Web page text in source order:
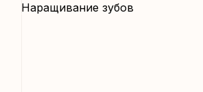
Наращивание зубов